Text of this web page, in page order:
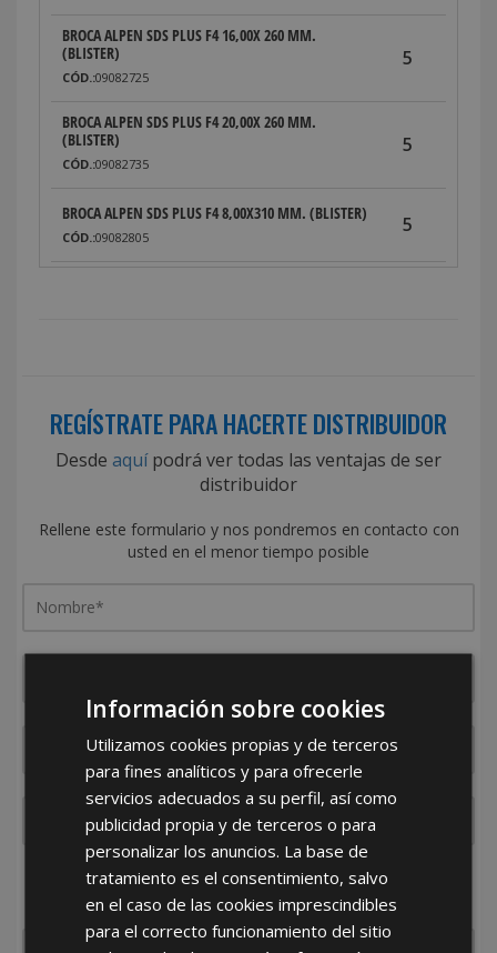
BROCA ALPEN SDS PLUS F4 16,00X 260 MM.
(BLISTER)
CÓD.:09082725
5
BROCA ALPEN SDS PLUS F4 20,00X 260 MM.
(BLISTER)
CÓD.:09082735
5
BROCA ALPEN SDS PLUS F4 8,00X310 MM. (BLISTER)
CÓD.:09082805
5
CÓD.:
REGÍSTRATE PARA HACERTE DISTRIBUIDOR
Desde aquípodrá ver todas las ventajas de ser
distribuidor
Rellene este formulario y nos pondremos en contacto con
usted en el menor tiempo posible
¿De dónde es la empresa?
España
Portugal Otros
Información sobre cookies
Utilizamos cookies propias y de terceros
para fines analíticos y para ofrecerle
servicios adecuados a su perfil, así como
publicidad propia y de terceros o para
personalizar los anuncios. La base de
tratamiento es el consentimiento, salvo
en el caso de las cookies imprescindibles
para el correcto funcionamiento del sitio